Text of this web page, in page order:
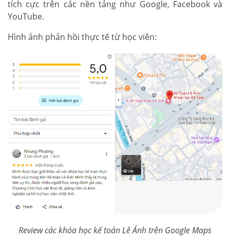
tích cực trên các nền tảng như Google, Facebook và
YouTube.
Hình ảnh phản hồi thực tế từ học viên:
Review các khóa học kế toán Lê Ánh trên Google Maps